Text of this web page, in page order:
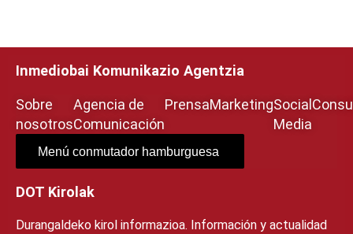
Inmediobai Komunikazio Agentzia
Sobre
nosotros
Agencia de
Comunicación
PrensaMarketingSocial
Media
Menú conmutador hamburguesa
DOT Kirolak
Durangaldeko kirol informazioa. Información y actualidad